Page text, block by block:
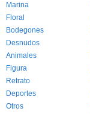
Marina
Floral
Bodegones
Desnudos
Animales
Figura
Retrato
Deportes
Otros